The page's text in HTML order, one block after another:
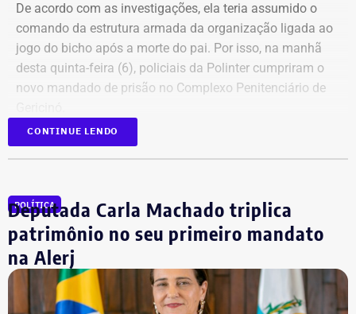
De acordo com as investigações, ela teria assumido o
comando da estrutura armada da organização ligada ao
jogo do bicho após a morte do pai. Por isso, na manhã
desta quinta-feira (6), policiais da Polinter cumpriram o
novo mandado de prisão no Complexo Penitenciário de
Além dela, outros 12 réus foram alvo de mandados de
Teixeira, da 3ª Vara Especializada em Organização
Criminosa do Tribunal de Justiça do Rio.
*Com informações do g1
CONTINUE LENDO
POLÍTICA
Deputada Carla Machado triplica
patrimônio no seu primeiro mandato
na Alerj